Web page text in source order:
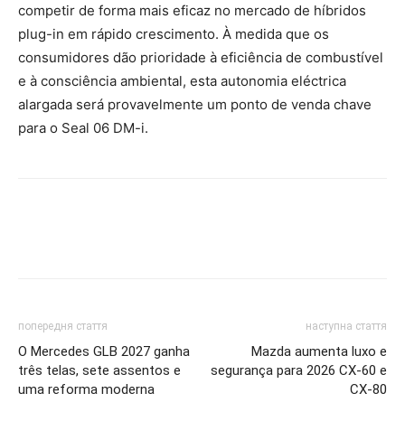
competir de forma mais eficaz no mercado de híbridos
plug-in em rápido crescimento. À medida que os
consumidores dão prioridade à eficiência de combustível
e à consciência ambiental, esta autonomia eléctrica
alargada será provavelmente um ponto de venda chave
para o Seal 06 DM-i.
попередня стаття
O Mercedes GLB 2027 ganha
três telas, sete assentos e
uma reforma moderna
наступна стаття
Mazda aumenta luxo e
segurança para 2026 CX-60 e
CX-80